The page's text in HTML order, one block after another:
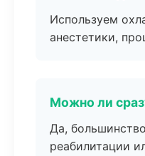
Используем
анестетики,
Можно ли
Да,
реабилитации